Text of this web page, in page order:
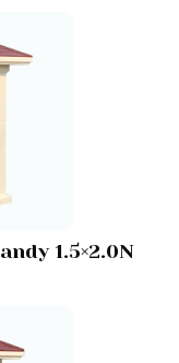
1.5×2.0N